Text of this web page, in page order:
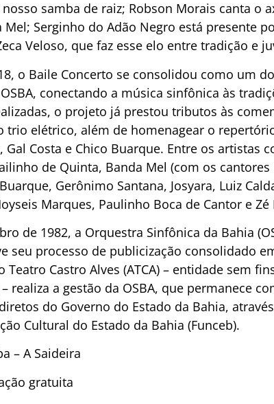
samba de raiz; Robson Morais canta o
Serginho do Adão Negro está presente
Veloso, que faz esse elo entre tradição e
o Baile Concerto se consolidou como um
conectando a música sinfônica às
o projeto já prestou tributos às
trio elétrico, além de homenagear o
Costa e Chico Buarque. Entre os artistas
de Quinta, Banda Mel (com os cantores
Gerônimo Santana, Josyara, Luiz
Marques, Paulinho Boca de Cantor e Zé
de 1982, a Orquestra Sinfônica da Bahia
seu processo de publicização consolidado
Teatro Castro Alves (ATCA) – entidade sem
realiza a gestão da OSBA, que permanece
do Governo do Estado da Bahia,
Cultural do Estado da Bahia (Funceb).
– A Saideira
gratuita